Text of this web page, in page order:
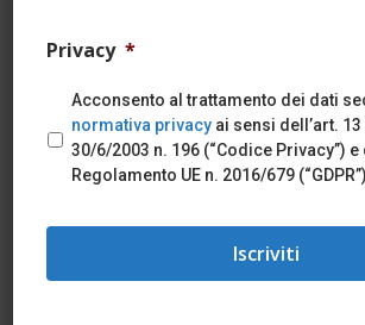
contrattuale
[3] TITOLO I – Parte introduttiva
[4] Art. 1 Oggetto del contratto
[5] Art. 2 Struttura ed assetto
contratto
Privacy *
Acconsento al trattamento dei dati
normativa privacy ai sensi dell’art. 13
30/6/2003 n. 196 (“Codice Privacy”) e
Regolamento UE n. 2016/679 (“GDPR”)